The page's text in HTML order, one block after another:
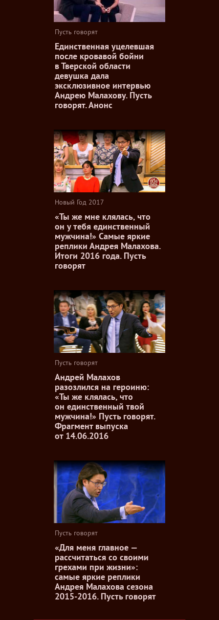
Пусть говорят
Единственная уцелевшая
после кровавой бойни
в Тверской области
девушка дала
эксклюзивное интервью
Андрею Малахову. Пусть
говорят. Анонс
Новый Год 2017
«Ты же мне клялась, что
он у тебя единственный
мужчина!» Самые яркие
реплики Андрея Малахова.
Итоги 2016 года. Пусть
говорят
Пусть говорят
Андрей Малахов
разозлился на героиню:
«Ты же клялась, что
он единственный твой
мужчина!» Пусть говорят.
Фрагмент выпуска
от 14.06.2016
Пусть говорят
«Для меня главное —
рассчитаться со своими
грехами при жизни»:
самые яркие реплики
Андрея Малахова сезона
2015-2016. Пусть говорят